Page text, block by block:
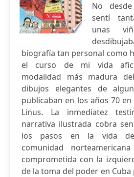
No
sentí
unas
biografía tan personal como
el curso de mi vida
modalidad más madura
dibujos elegantes de
publicaban en los años 70
Linus. La inmediatez
narrativa ilustrada cobra
los pasos en la vida
comunidad
comprometida con la
de la toma del poder en Cuba